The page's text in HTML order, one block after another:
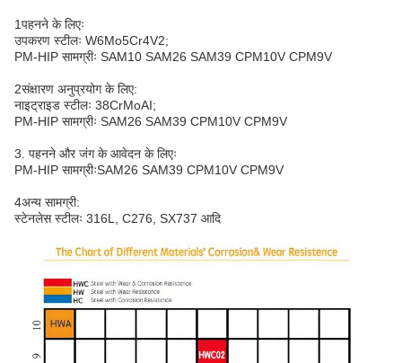
1पहनने के लिएः
उपकरण स्टीलः W6Mo5Cr4V2;
PM-HIP सामग्रीः SAM10 SAM26 SAM39 CPM10V CPM9V
2संक्षारण अनुप्रयोग के लिए:
नाइट्राइड स्टीलः 38CrMoAI;
PM-HIP सामग्रीः SAM26 SAM39 CPM10V CPM9V
3. पहनने और जंग के आवेदन के लिएः
PM-HIP सामग्रीःSAM26 SAM39 CPM10V CPM9V
4अन्य सामग्री:
स्टेनलेस स्टीलः 316L, C276, SX737 आदि